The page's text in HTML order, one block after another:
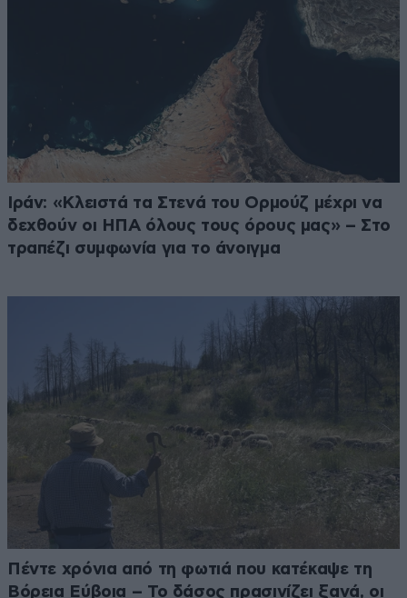
Ιράν: «Κλειστά τα Στενά του Ορμούζ μέχρι να
δεχθούν οι ΗΠΑ όλους τους όρους μας» – Στο
τραπέζι συμφωνία για το άνοιγμα
Πέντε χρόνια από τη φωτιά που κατέκαψε τη
Βόρεια Εύβοια – Το δάσος πρασινίζει ξανά, οι